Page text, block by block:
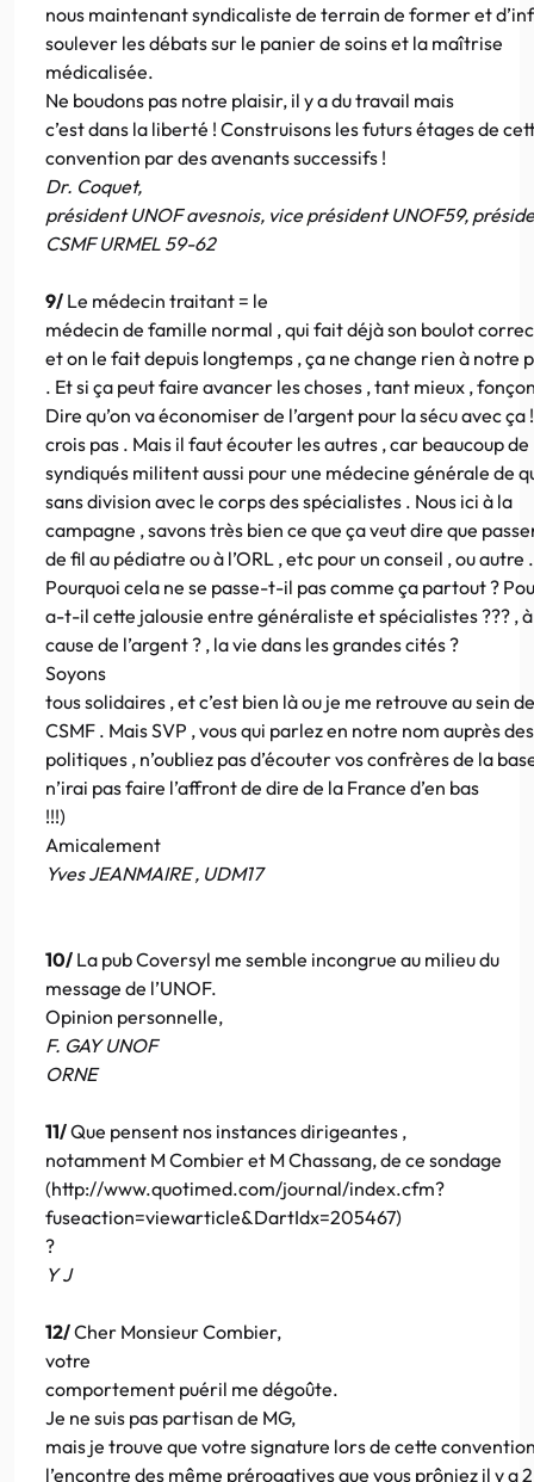
nous maintenant syndicaliste de terrain de former et
soulever les débats sur le panier de soins et la maîtrise
médicalisée.
Ne boudons pas notre plaisir, il y a du travail mais
c’est dans la liberté ! Construisons les futurs étages de
convention par des avenants successifs !
Dr. Coquet,
président UNOF avesnois, vice président UNOF59,
CSMF URMEL 59-62
9/ Le médecin traitant = le
médecin de famille normal , qui fait déjà son boulot
et on le fait depuis longtemps , ça ne change rien à notre
. Et si ça peut faire avancer les choses , tant mieux ,
Dire qu’on va économiser de l’argent pour la sécu avec ça
crois pas . Mais il faut écouter les autres , car beaucoup de
syndiqués militent aussi pour une médecine générale de
sans division avec le corps des spécialistes . Nous ici à la
campagne , savons très bien ce que ça veut dire que
de fil au pédiatre ou à l’ORL , etc pour un conseil , ou autre .
Pourquoi cela ne se passe-t-il pas comme ça partout ?
a-t-il cette jalousie entre généraliste et spécialistes ??? , à
cause de l’argent ? , la vie dans les grandes cités ?
Soyons
tous solidaires , et c’est bien là ou je me retrouve au sein
CSMF . Mais SVP , vous qui parlez en notre nom auprès
politiques , n’oubliez pas d’écouter vos confrères de la
n’irai pas faire l’affront de dire de la France d’en bas
!!!)
Amicalement
Yves JEANMAIRE , UDM17
10/ La pub Coversyl me semble incongrue au milieu du
message de l’UNOF.
Opinion personnelle,
F. GAY UNOF
ORNE
11/Que pensent nos instances dirigeantes ,
notamment M Combier et M Chassang, de ce sondage
(http://www.quotimed.com/journal/index.cfm?
fuseaction=viewarticle&DartIdx=205467)
?
Y J
12/Cher Monsieur Combier,
votre
comportement puéril me dégoûte.
Je ne suis pas partisan de MG,
mais je trouve que votre signature lors de cette
l’encontre des même prérogatives que vous prôniez il y a